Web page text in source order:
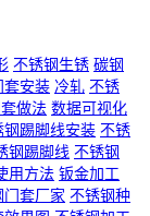
不锈钢生锈 碳钢
套安装 冷轧 不锈
做法 数据可视化
钢踢脚线安装 不锈
钢踢脚线 不锈钢
用方法 钣金加工
门套厂家 不锈钢种